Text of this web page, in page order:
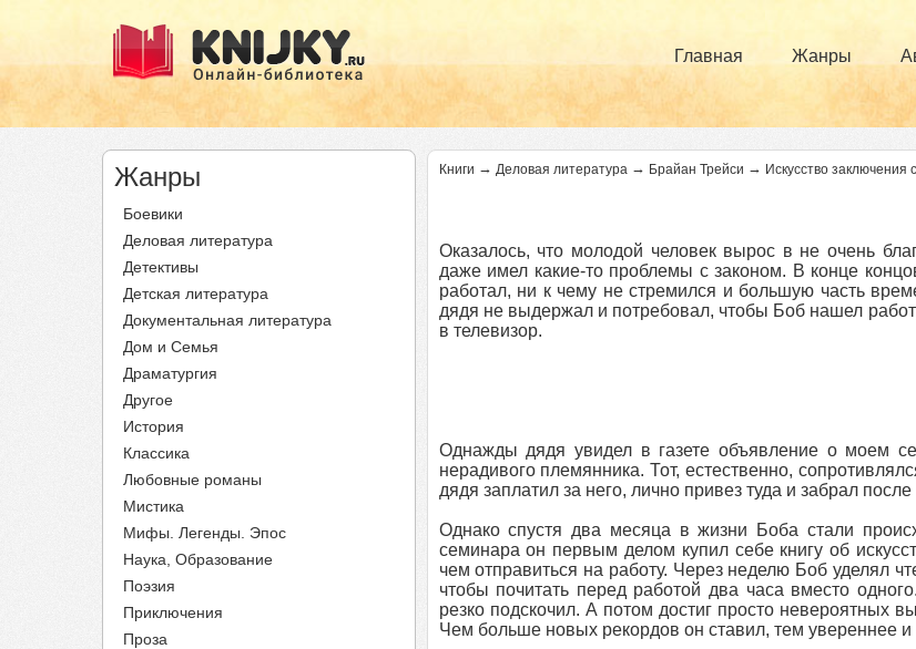
Главная Жанры
Жанры
Боевики
Деловая литература
Детективы
Детская литература
Документальная литература
Дом и Семья
Драматургия
Другое
История
Классика
Любовные романы
Мистика
Мифы. Легенды. Эпос
Наука, Образование
Поэзия
Приключения
Проза
Книги → Деловая литература → Брайан Трейси → Искусство заключения
Оказалось, что молодой человек вырос в не очень
даже имел какие-то проблемы с законом. В конце
работал, ни к чему не стремился и большую часть
дядя не выдержал и потребовал, чтобы Боб нашел
в телевизор.
Однажды дядя увидел в газете объявление о моем
нерадивого племянника. Тот, естественно,
дядя заплатил за него, лично привез туда и забрал после
Однако спустя два месяца в жизни Боба стали
семинара он первым делом купил себе книгу об
чем отправиться на работу. Через неделю Боб уделял
чтобы почитать перед работой два часа вместо
резко подскочил. А потом достиг просто невероятных
Чем больше новых рекордов он ставил, тем увереннее и